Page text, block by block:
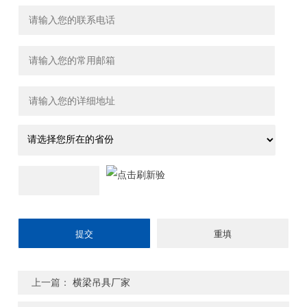
上一篇：横梁吊具厂家